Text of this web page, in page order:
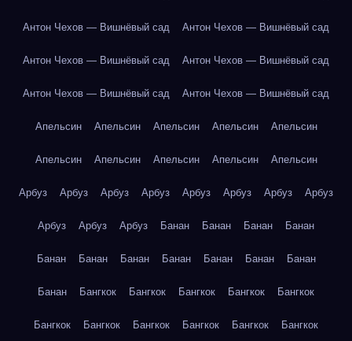
Антон Чехов — Вишнёвый сад Антон Чехов — Вишнёвый сад
Антон Чехов — Вишнёвый сад Антон Чехов — Вишнёвый сад
Антон Чехов — Вишнёвый сад Антон Чехов — Вишнёвый сад
Апельсин Апельсин Апельсин Апельсин Апельсин
Апельсин Апельсин Апельсин Апельсин Апельсин
Арбуз Арбуз Арбуз Арбуз Арбуз Арбуз Арбуз Арбуз
Арбуз Арбуз Арбуз Банан Банан Банан Банан
Банан Банан Банан Банан Банан Банан Банан
Банан Бангкок Бангкок Бангкок Бангкок Бангкок
Бангкок Бангкок Бангкок Бангкок Бангкок Бангкок